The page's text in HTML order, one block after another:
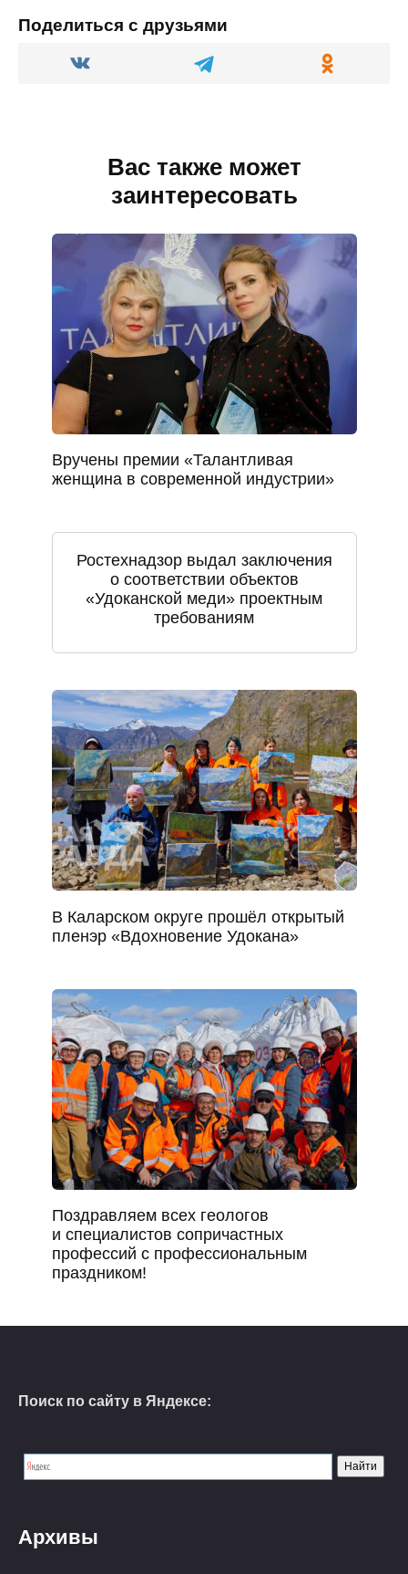
Поделиться с друзьями
Вас также может
заинтересовать
Вручены премии «Талантливая
женщина в современной индустрии»
Ростехнадзор выдал заключения
о соответствии объектов
«Удоканской меди» проектным
требованиям
В Каларском округе прошёл открытый
пленэр «Вдохновение Удокана»
Поздравляем всех геологов
и специалистов сопричастных
профессий с профессиональным
праздником!
Поиск по сайту в Яндексе:
Архивы